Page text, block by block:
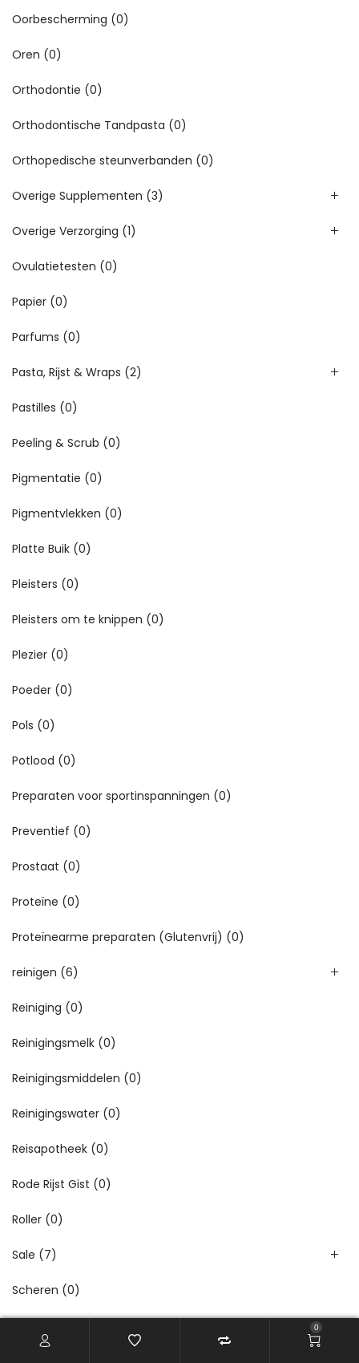
Oorbescherming (0)
Oren (0)
Orthodontie (0)
Orthodontische Tandpasta (0)
Orthopedische steunverbanden (0)
Overige Supplementen (3)
Overige Verzorging (1)
Ovulatietesten (0)
Papier (0)
Parfums (0)
Pasta, Rijst & Wraps (2)
Pastilles (0)
Peeling & Scrub (0)
Pigmentatie (0)
Pigmentvlekken (0)
Platte Buik (0)
Pleisters (0)
Pleisters om te knippen (0)
Plezier (0)
Poeder (0)
Pols (0)
Potlood (0)
Preparaten voor sportinspanningen (0)
Preventief (0)
Prostaat (0)
Proteïne (0)
Proteïnearme preparaten (Glutenvrij) (0)
reinigen (6)
Reiniging (0)
Reinigingsmelk (0)
Reinigingsmiddelen (0)
Reinigingswater (0)
Reisapotheek (0)
Rode Rijst Gist (0)
Roller (0)
Sale (7)
Scheren (0)
0